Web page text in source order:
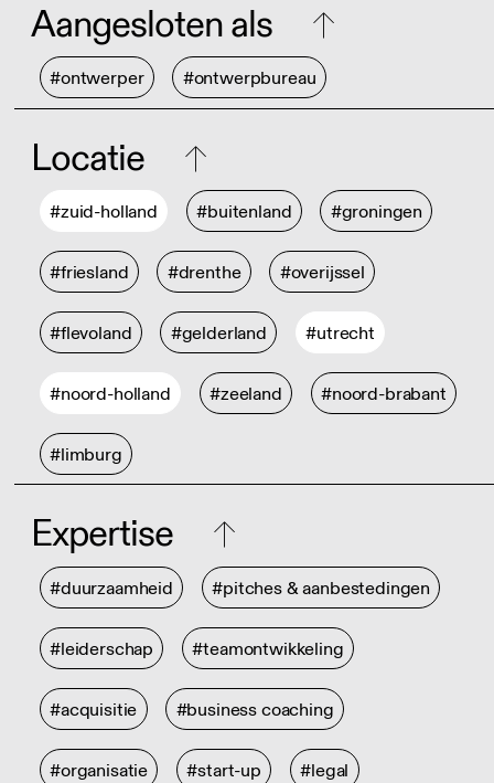
Aangesloten als
#ontwerper #ontwerpbureau
Locatie
#zuid-holland #buitenland #groningen
#friesland #drenthe #overijssel
#flevoland #gelderland #utrecht
#noord-holland #zeeland #noord-brabant
#limburg
Expertise
#duurzaamheid #pitches & aanbestedingen
#leiderschap #teamontwikkeling
#acquisitie #business coaching
#organisatie #start-up #legal